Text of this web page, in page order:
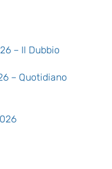
– Il Dubbio
– Quotidiano